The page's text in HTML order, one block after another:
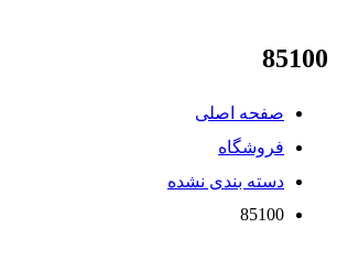
85100
صفحه اصلی
فروشگاه
دسته بندی نشده
85100